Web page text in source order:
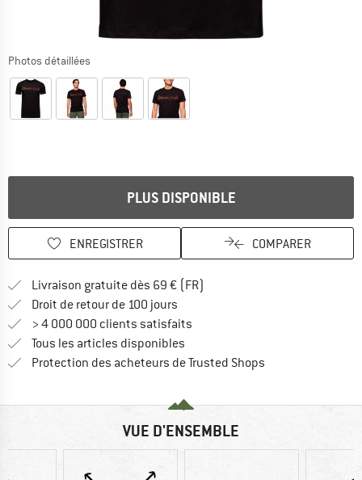
Photos détaillées
PLUS DISPONIBLE
ENREGISTRER COMPARER
Livraison gratuite dès 69 € (FR)
Droit de retour de 100 jours
> 4 000 000 clients satisfaits
Tous les articles disponibles
Protection des acheteurs de Trusted Shops
VUE D'ENSEMBLE